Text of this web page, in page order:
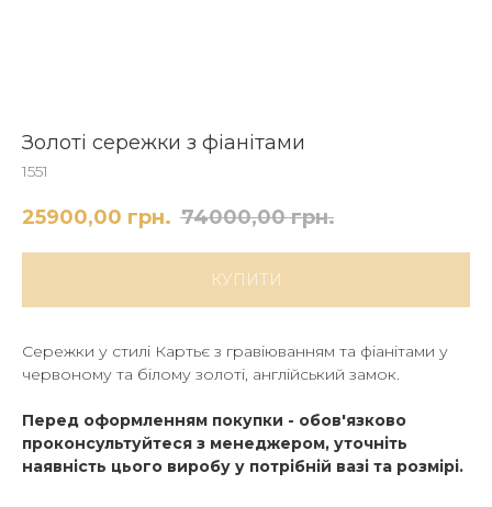
Золоті сережки з фіанітами
1551
25900,00 грн. 74000,00 грн.
КУПИТИ
Сережки у стилі Картьє з гравіюванням та фіанітами у
червоному та білому золоті, англійський замок.
Перед оформленням покупки - обов'язково
проконсультуйтеся з менеджером, уточніть
наявність цього виробу у потрібній вазі та розмірі.